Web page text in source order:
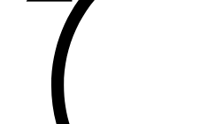
107,1 FM
Балык бистәсе
104,9 FM